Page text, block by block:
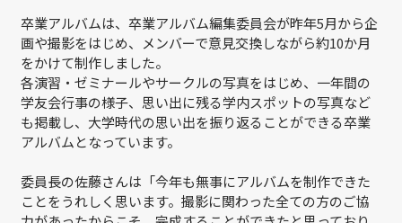
卒業アルバムは、卒業アルバム編集委員会が昨年5月から企
画や撮影をはじめ、メンバーで意見交換しながら約10か月
をかけて制作しました。
各演習・ゼミナールやサークルの写真をはじめ、一年間の
学友会行事の様子、思い出に残る学内スポットの写真など
も掲載し、大学時代の思い出を振り返ることができる卒業
アルバムとなっています。
委員長の佐藤さんは「今年も無事にアルバムを制作できた
ことをうれしく思います。撮影に関わった全ての方のご協